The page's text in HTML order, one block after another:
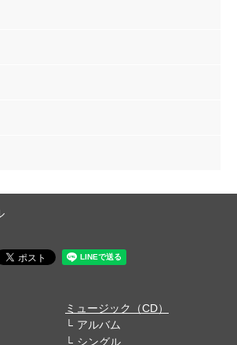
ミュージック（CD）
アルバム
シングル